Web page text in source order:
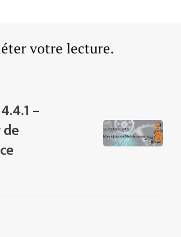
votre lecture.
–